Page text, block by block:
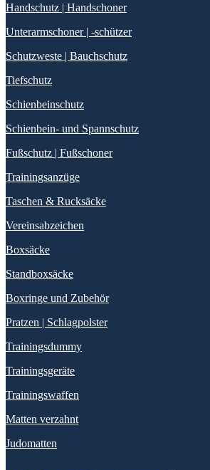
Handschutz | Handschoner
Unterarmschoner | -schützer
Schutzweste | Bauchschutz
Tiefschutz
Schienbeinschutz
Schienbein- und Spannschutz
Fußschutz | Fußschoner
Trainingsanzüge
Taschen & Rucksäcke
Vereinsabzeichen
Boxsäcke
Standboxsäcke
Boxringe und Zubehör
Pratzen | Schlagpolster
Trainingsdummy
Trainingsgeräte
Trainingswaffen
Matten verzahnt
Judomatten